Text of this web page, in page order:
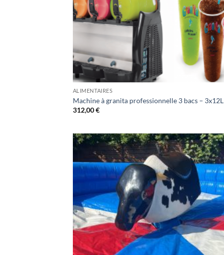
ALIMENTAIRES
Machine à granita professionnelle 3 bacs – 3x12L
312,00€